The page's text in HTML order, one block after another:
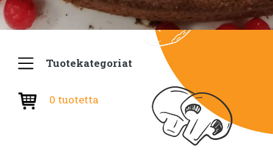
Tuotekategoriat
0 tuotetta